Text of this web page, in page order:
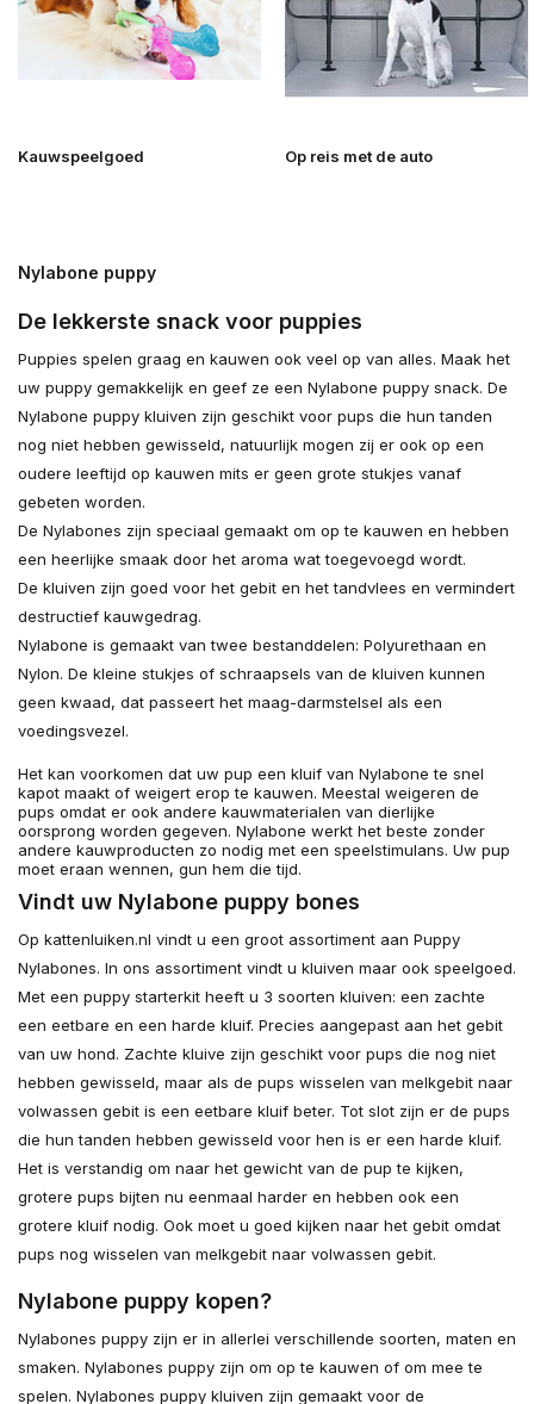
Kauwspeelgoed Op reis met de auto
Nylabone puppy
De lekkerste snack voor puppies
Puppies spelen graag en kauwen ook veel op van alles. Maak het
uw puppy gemakkelijk en geef ze een Nylabone puppy snack. De
Nylabone puppy kluiven zijn geschikt voor pups die hun tanden
nog niet hebben gewisseld, natuurlijk mogen zij er ook op een
oudere leeftijd op kauwen mits er geen grote stukjes vanaf
gebeten worden.
De Nylabones zijn speciaal gemaakt om op te kauwen en hebben
een heerlijke smaak door het aroma wat toegevoegd wordt.
De kluiven zijn goed voor het gebit en het tandvlees en vermindert
destructief kauwgedrag.
Nylabone is gemaakt van twee bestanddelen: Polyurethaan en
Nylon. De kleine stukjes of schraapsels van de kluiven kunnen
geen kwaad, dat passeert het maag-darmstelsel als een
voedingsvezel.
Het kan voorkomen dat uw pup een kluif van Nylabone te snel
kapot maakt of weigert erop te kauwen. Meestal weigeren de
pups omdat er ook andere kauwmaterialen van dierlijke
oorsprong worden gegeven. Nylabone werkt het beste zonder
andere kauwproducten zo nodig met een speelstimulans. Uw pup
moet eraan wennen, gun hem die tijd.
Vindt uw Nylabone puppy bones
Op kattenluiken.nl vindt u een groot assortiment aan Puppy
Nylabones. In ons assortiment vindt u kluiven maar ook speelgoed.
Met een puppy starterkit heeft u 3 soorten kluiven: een zachte
een eetbare en een harde kluif. Precies aangepast aan het gebit
van uw hond. Zachte kluive zijn geschikt voor pups die nog niet
hebben gewisseld, maar als de pups wisselen van melkgebit naar
volwassen gebit is een eetbare kluif beter. Tot slot zijn er de pups
die hun tanden hebben gewisseld voor hen is er een harde kluif.
Het is verstandig om naar het gewicht van de pup te kijken,
grotere pups bijten nu eenmaal harder en hebben ook een
grotere kluif nodig. Ook moet u goed kijken naar het gebit omdat
pups nog wisselen van melkgebit naar volwassen gebit.
Nylabone puppy kopen?
Nylabones puppy zijn er in allerlei verschillende soorten, maten en
smaken. Nylabones puppy zijn om op te kauwen of om mee te
spelen. Nylabones puppy kluiven zijn gemaakt voor de